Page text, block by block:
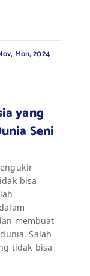
Mon, 2024
yang
Seni
bisa
membuat
Salah
tidak bisa